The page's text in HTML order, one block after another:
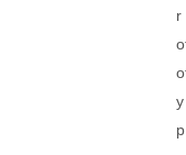
r
y
p